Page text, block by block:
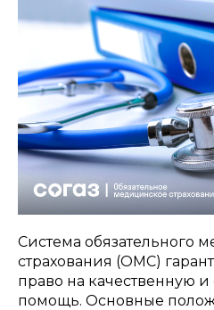
Система обязательного
страхования (ОМС)
право на качественную
помощь. Основные